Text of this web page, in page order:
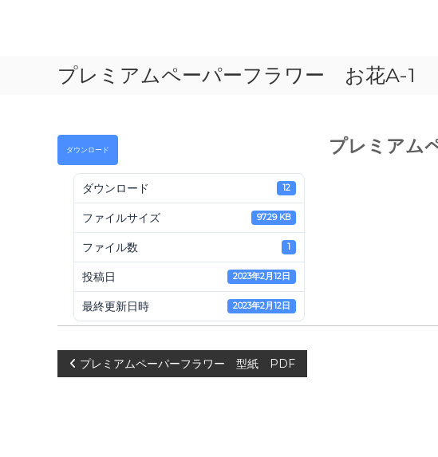
社
人
日
本
ペ
ー
パ
ー
ア
ー
ト
会
®
プレミアムペーパーフラワー お花A-1
ダウンロード
ダウンロード 12
ファイルサイズ 97.29 KB
ファイル数 1
投稿日 2023年2月12日
最終更新日時 2023年2月12日
プレミアム
投 プレミアムペーパーフラワー 型紙 PDF